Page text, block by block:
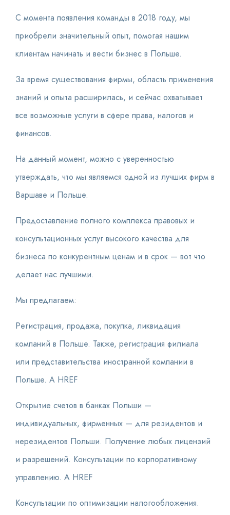
С момента появления команды в 2018 году, мы
приобрели значительный опыт, помогая нашим
клиентам начинать и вести бизнес в Польше.
За время существования фирмы, область применения
знаний и опыта расширилась, и сейчас охватывает
все возможные услуги в сфере права, налогов и
финансов.
На данный момент, можно с уверенностью
утверждать, что мы являемся одной из лучших фирм в
Варшаве и Польше.
Предоставление полного комплекса правовых и
консультационных услуг высокого качества для
бизнеса по конкурентным ценам и в срок — вот что
делает нас лучшими.
Мы предлагаем:
Регистрация, продажа, покупка, ликвидация
компаний в Польше. Также, регистрация филиала
или представительства иностранной компании в
Польше. A HREF
Открытие счетов в банках Польши —
индивидуальных, фирменных — для резидентов и
нерезидентов Польши. Получение любых лицензий
и разрешений. Консультации по корпоративному
управлению. A HREF
Консультации по оптимизации налогообложения.